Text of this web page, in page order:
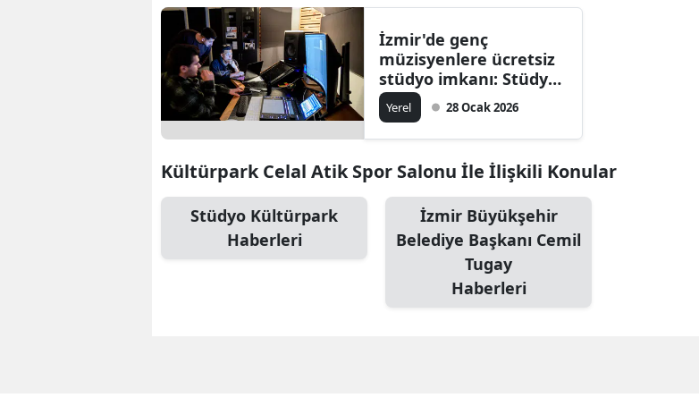
İzmir'de genç
müzisyenlere ücretsiz
stüdyo imkanı: Stüdyo
Kültürpark büyük ilgi
gördü!
Yerel 28 Ocak 2026
Kültürpark Celal Atik Spor Salonu İle İlişkili Konular
Stüdyo Kültürpark
Haberleri
İzmir Büyükşehir
Belediye Başkanı Cemil
Tugay
Haberleri